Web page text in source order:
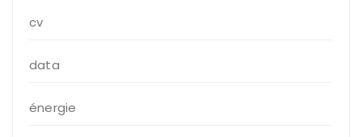
cv
data
énergie